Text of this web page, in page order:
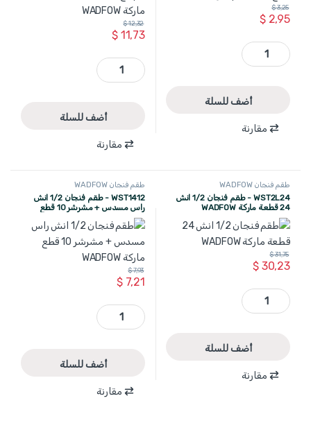
$2,95
$3,25
WST4410 - طقم فنجان 1/4 انش 10 قطع 14 - 5 مم ماركة WADFOW quantity
أضف للسلة
مقارنة
$11,73
$12,32
WST2212 - طقم فنجان 1/2 انش 10-24 مم مع علاقة بلاستيك 12 قطعة ماركة WADFOW quantity
أضف للسلة
مقارنة
طقم فنجان WADFOW
WST2L24 - طقم فنجان 1/2 انش
24 قطعة ماركة WADFOW
$30,23
$31,75
WST2L24 - طقم فنجان 1/2 انش 24 قطعة ماركة WADFOW quantity
أضف للسلة
مقارنة
طقم فنجان WADFOW
WST1412 - طقم فنجان 1/2 انش
راس مسدس + مشرشر 10 قطع
ماركة WADFOW
$7,21
$7,93
WST1412 - طقم فنجان 1/2 انش راس مسدس + مشرشر 10 قطع ماركة WADFOW quantity
أضف للسلة
مقارنة